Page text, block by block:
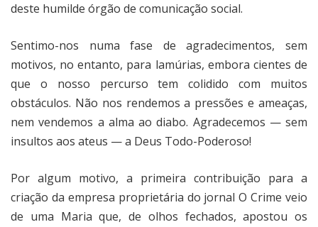
deste humilde órgão de comunicação social.
Sentimo-nos numa fase de agradecimentos, sem
motivos, no entanto, para lamúrias, embora cientes de
que o nosso percurso tem colidido com muitos
obstáculos. Não nos rendemos a pressões e ameaças,
nem vendemos a alma ao diabo. Agradecemos — sem
insultos aos ateus — a Deus Todo-Poderoso!
Por algum motivo, a primeira contribuição para a
criação da empresa proprietária do jornal O Crime veio
de uma Maria que, de olhos fechados, apostou os